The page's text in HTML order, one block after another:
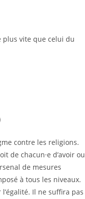
plus vite que celui du
contre les religions.
de chacun·e d’avoir ou
de mesures
à tous les niveaux.
Il ne suffira pas